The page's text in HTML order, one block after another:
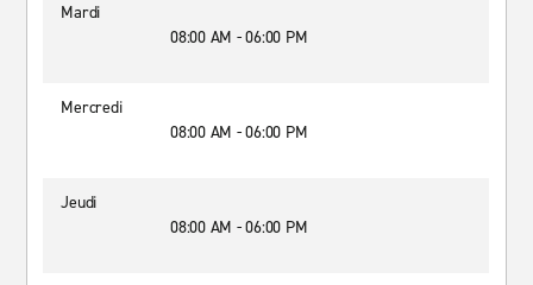
Mardi
08:00 AM - 06:00 PM
Mercredi
08:00 AM - 06:00 PM
Jeudi
08:00 AM - 06:00 PM